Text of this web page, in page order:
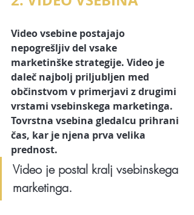
Video vsebine postajajo
nepogrešljiv del vsake
marketinške strategije. Video je
daleč najbolj priljubljen med
občinstvom v primerjavi z drugimi
vrstami vsebinskega marketinga.
Tovrstna vsebina gledalcu prihrani
čas, kar je njena prva velika
prednost.
Video je postal kralj vsebinskega
marketinga.